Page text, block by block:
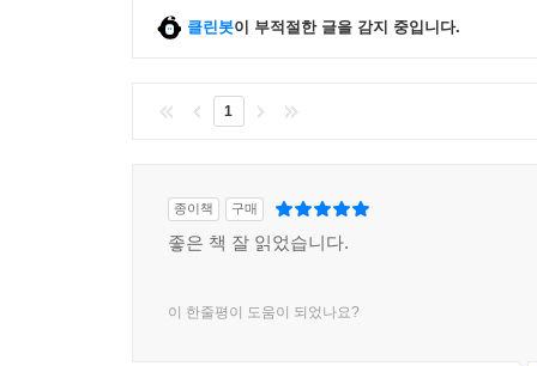
다중이용시설에서 ‘외국인 출입금지’ 내지는
‘외국인’임을 드러내지 않기 위해 숨을 죽여야
시점의 방역 수칙이 어떻게 되는지 파악하기조
속에서 생활해야 했다. 하지만 아무 문제도 없었다
"국가가 국민이 아닌 이주민의 권리를 어디까지
클린봇이 부적절한 글을 감지 중입니다.
1
종이책 구매
좋은 책 잘 읽었습니다.
이 한줄평이 도움이 되었나요?